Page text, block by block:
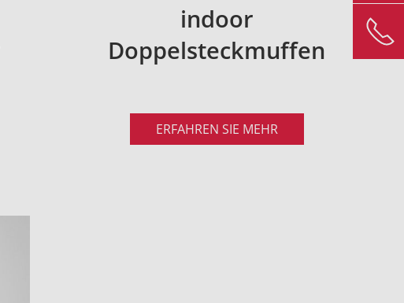
indoor
Doppelsteckmuffen
ERFAHREN SIE MEHR